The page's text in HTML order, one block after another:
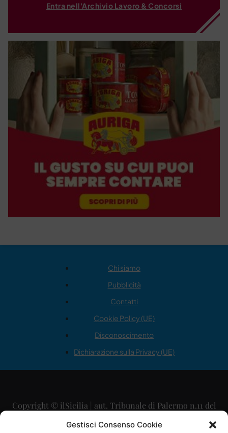
Gestisci Consenso Cookie
Entra nell'Archivio Lavoro & Concorsi
Chi siamo
Pubblicità
Contatti
Cookie Policy (UE)
Disconoscimento
Dichiarazione sulla Privacy (UE)
Copyright © ilSicilia | aut. Tribunale di Palermo n.11 del
29/09/2015